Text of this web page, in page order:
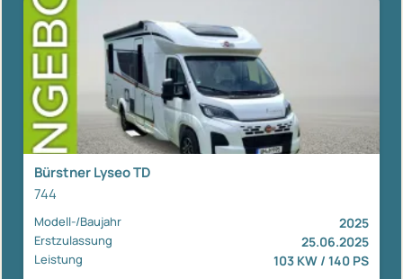
Bürstner Lyseo TD
744
Modell-/Baujahr 2025
Erstzulassung 25.06.2025
Leistung 103 KW / 140 PS